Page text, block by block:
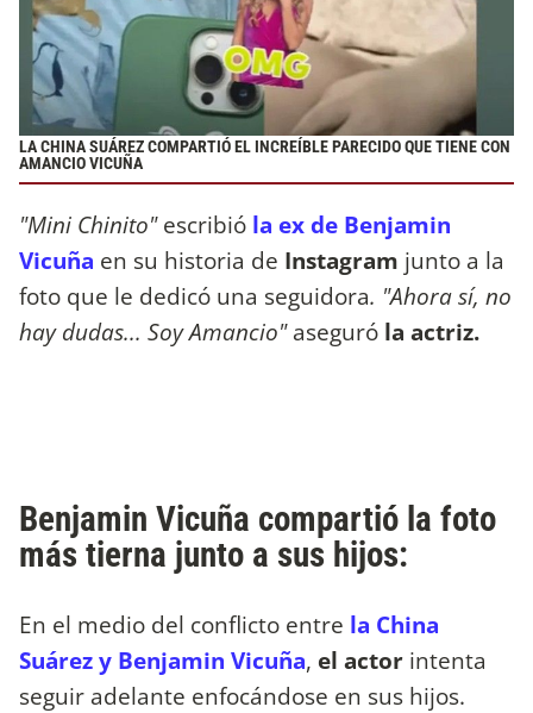
LA CHINA SUÁREZ COMPARTIÓ EL INCREÍBLE PARECIDO QUE TIENE CON
AMANCIO VICUÑA
"Mini Chinito"escribió la ex de Benjamin
Vicuña en su historia de Instagram junto a la
foto que le dedicó una seguidora. "Ahora sí, no
hay dudas... Soy Amancio"aseguró la actriz.
Benjamin Vicuña compartió la foto
más tierna junto a sus hijos:
En el medio del conflicto entre la China
Suárez y Benjamin Vicuña, el actor intenta
seguir adelante enfocándose en sus hijos.